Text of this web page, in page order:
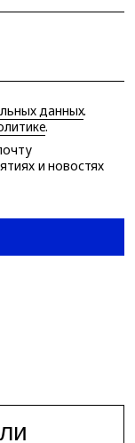
данных.
.
и новостях